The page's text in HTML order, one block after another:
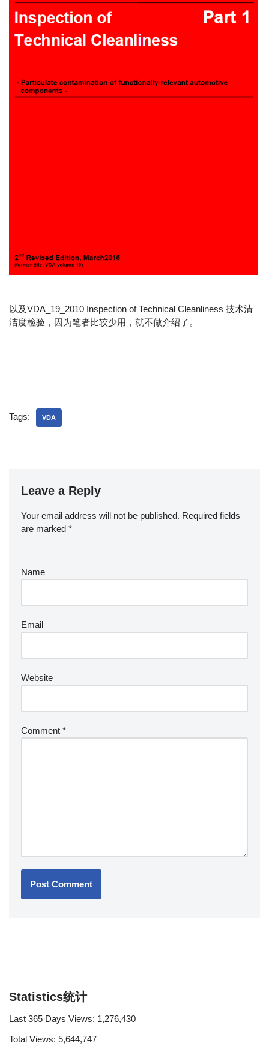
以及VDA_19_2010 Inspection of Technical Cleanliness 技术清
洁度检验，因为笔者比较少用，就不做介绍了。
Tags: VDA
Leave a Reply
Your email address will not be published. Required fields
are marked *
Name
Email
Website
Comment *
Statistics统计
Last 365 Days Views: 1,276,430
Total Views: 5,644,747